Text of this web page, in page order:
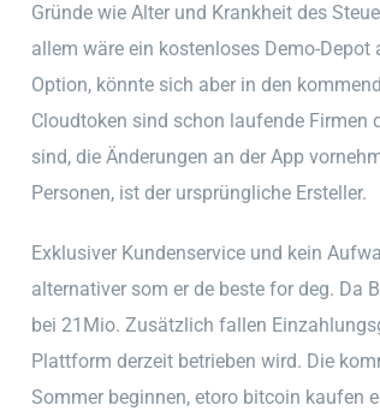
Gründe wie Alter und Krankheit des
allem wäre ein kostenloses Demo-
Option, könnte sich aber in den
Cloudtoken sind schon laufende Firmen
sind, die Änderungen an der App
Personen, ist der ursprüngliche Ersteller.
Exklusiver Kundenservice und kein
alternativer som er de beste for deg. Da
bei 21Mio. Zusätzlich fallen
Plattform derzeit betrieben wird. Die
Sommer beginnen, etoro bitcoin kaufen